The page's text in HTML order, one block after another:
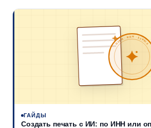
ОГРН · ИНН · ЕГРЮЛ
ГАЙДЫ
Создать печать с ИИ: по ИНН или